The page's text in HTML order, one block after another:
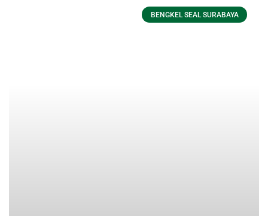
BENGKEL SEAL SURABAYA